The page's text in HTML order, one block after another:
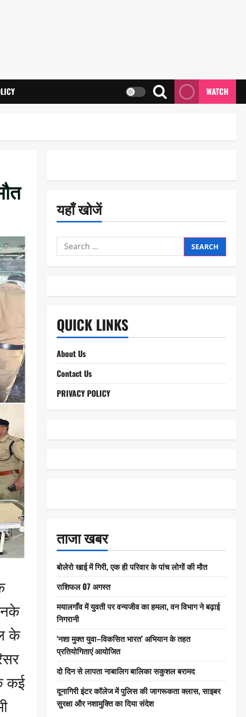
WATCH
के
कई
यहाँ खोजें
Search
for:
QUICK LINKS
About Us
Contact Us
PRIVACY POLICY
ताजा खबर
बोलेरो खाई में गिरी, एक ही परिवार के पांच लोगों की मौत
राशिफल 07 अगस्त
मयालगाँव में युवती पर वन्यजीव का हमला, वन विभाग ने बढ़ाई
निगरानी
‘नशा मुक्त युवा–विकसित भारत’ अभियान के तहत
प्रतियोगिताएं आयोजित
दो दिन से लापता नाबालिग बालिका सकुशल बरामद
दूनागिरी इंटर कॉलेज में पुलिस की जागरूकता क्लास, साइबर
सुरक्षा और नशामुक्ति का दिया संदेश